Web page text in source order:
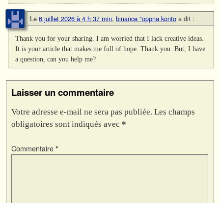
Le 6 juillet 2026 à 4 h 37 min, binance "oppna konto a dit :
Thank you for your sharing. I am worried that I lack creative ideas.
It is your article that makes me full of hope. Thank you. But, I have
a question, can you help me?
Laisser un commentaire
Votre adresse e-mail ne sera pas publiée. Les champs
obligatoires sont indiqués avec *
Commentaire *